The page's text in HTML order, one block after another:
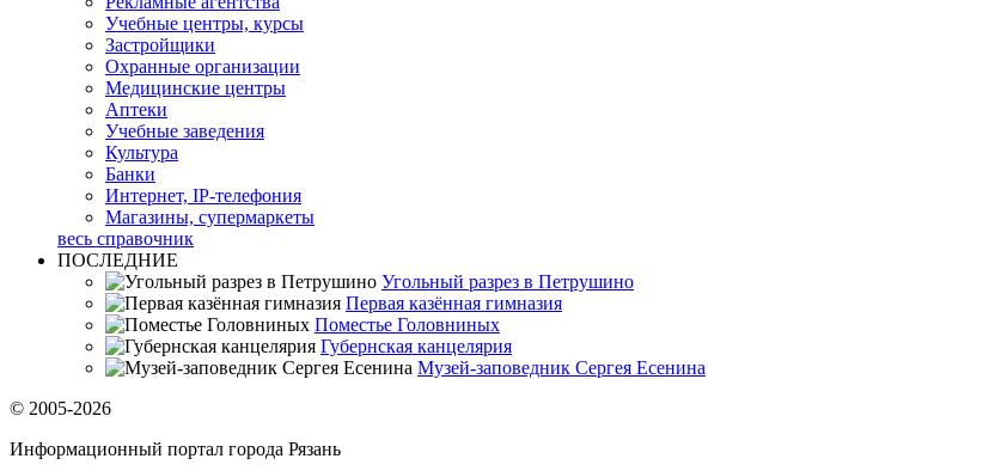
Учебные центры, курсы
Застройщики
Охранные организации
Медицинские центры
Аптеки
Учебные заведения
Культура
Банки
Интернет, IP-телефония
Магазины, супермаркеты
весь справочник
ПОСЛЕДНИЕ
Угольный разрез в Петрушино
Первая казённая гимназия
Поместье Головниных
Губернская канцелярия
Музей-заповедник Сергея Есенина
© 2005-2026
Информационный портал города Рязань